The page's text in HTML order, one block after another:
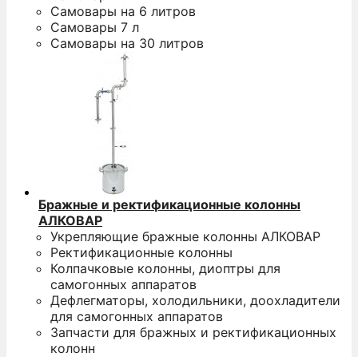
Самовары на 6 литров
Самовары 7 л
Самовары на 30 литров
Бражные и ректификационные колонны
АЛКОВАР
Укрепляющие бражные колонны АЛКОВАР
Ректификационные колонны
Колпачковые колонны, диоптры для
самогонных аппаратов
Дефлегматоры, холодильники, доохладители
для самогонных аппаратов
Запчасти для бражных и ректификационных
колонн